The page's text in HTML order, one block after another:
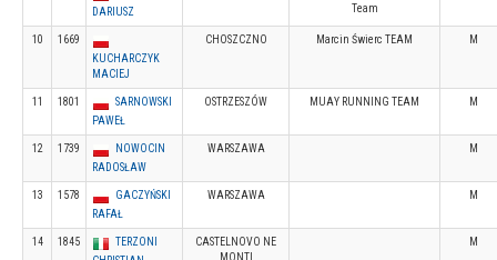
DARIUSZ
Team
10
1669
KUCHARCZYK
MACIEJ
CHOSZCZNO Marcin Świerc TEAM M
11 1801
SARNOWSKI
PAWEŁ
OSTRZESZÓW MUAY RUNNING TEAM M
12 1739
NOWOCIN
RADOSŁAW
WARSZAWA M
13 1578
GACZYŃSKI
RAFAŁ
WARSZAWA M
14 1845
TERZONI
CASTELNOVO NE
MONTI
M